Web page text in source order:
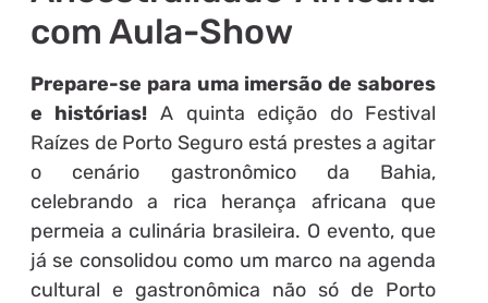
com Aula-Show
Prepare-se para uma imersão de sabores
e histórias! A quinta edição do Festival
Raízes de Porto Seguro está prestes a agitar
o cenário gastronômico da Bahia,
celebrando a rica herança africana que
permeia a culinária brasileira. O evento, que
já se consolidou como um marco na agenda
cultural e gastronômica não só de Porto